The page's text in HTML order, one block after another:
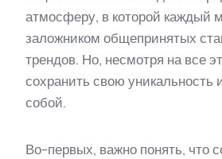
атмосферу, в которой каждый
заложником общепринятых
трендов. Но, несмотря на все
сохранить свою уникальность
собой.
Во-первых, важно понять, что